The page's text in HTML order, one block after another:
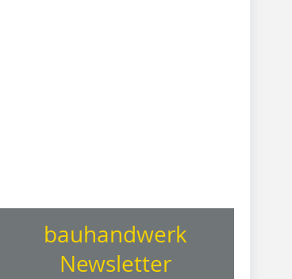
bauhandwerk
Newsletter